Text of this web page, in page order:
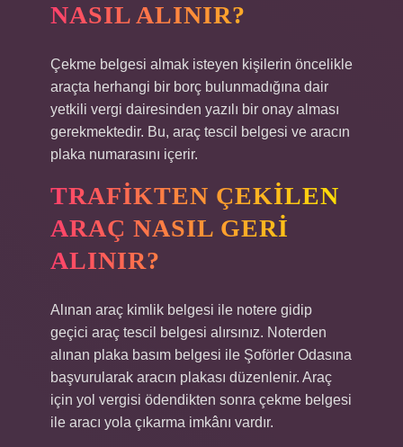
NASIL ALINIR?
Çekme belgesi almak isteyen kişilerin öncelikle
araçta herhangi bir borç bulunmadığına dair
yetkili vergi dairesinden yazılı bir onay alması
gerekmektedir. Bu, araç tescil belgesi ve aracın
plaka numarasını içerir.
TRAFIKTEN ÇEKILEN
ARAÇ NASIL GERI
ALINIR?
Alınan araç kimlik belgesi ile notere gidip
geçici araç tescil belgesi alırsınız. Noterden
alınan plaka basım belgesi ile Şoförler Odasına
başvurularak aracın plakası düzenlenir. Araç
için yol vergisi ödendikten sonra çekme belgesi
ile aracı yola çıkarma imkânı vardır.